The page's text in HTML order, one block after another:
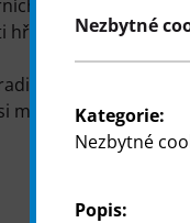
bytových doplňků
hřejivou a
naše
můžete svůj domov
Nezbytné
Kategorie:
Nezbytné
Popis: